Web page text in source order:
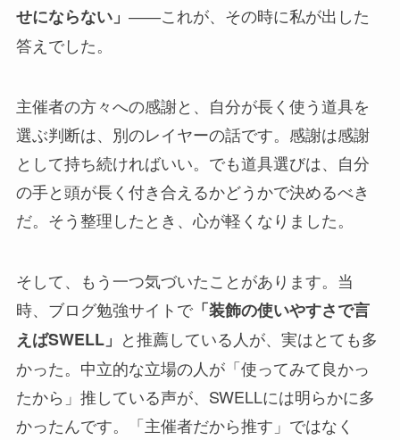
せにならない」 ――これが、その時に私が出した
答えでした。
主催者の方々への感謝と、自分が長く使う道具を
選ぶ判断は、別のレイヤーの話です。感謝は感謝
として持ち続ければいい。でも道具選びは、自分
の手と頭が長く付き合えるかどうかで決めるべき
だ。そう整理したとき、心が軽くなりました。
そして、もう一つ気づいたことがあります。当
時、ブログ勉強サイトで「装飾の使いやすさで言
えばSWELL」 と推薦している人が、実はとても多
かった。中立的な立場の人が「使ってみて良かっ
たから」推している声が、SWELLには明らかに多
かったんです。「主催者だから推す」ではなく